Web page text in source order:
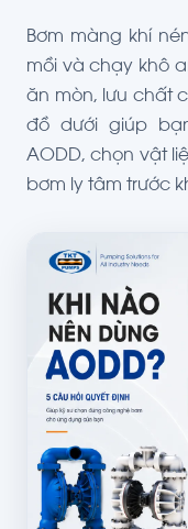
Bơm màng khí
mồi và chạy khô
ăn mòn, lưu chất
đồ dưới giúp
AODD, chọn vật
bơm ly tâm trước